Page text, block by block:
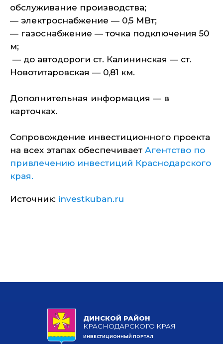
обслуживание производства;
— электроснабжение — 0,5 МВт;
— газоснабжение — точка подключения 50
м;
— до автодороги ст. Калининская — ст.
Новотитаровская — 0,81 км.
Дополнительная информация — в
карточках.
Сопровождение инвестиционного проекта
на всех этапах обеспечивает Агентство по
привлечению инвестиций Краснодарского
края.
Источник: investkuban.ru
ДИНСКОЙ РАЙОН
КРАСНОДАРСКОГО КРАЯ
ИНВЕСТИЦИОННЫЙ ПОРТАЛ